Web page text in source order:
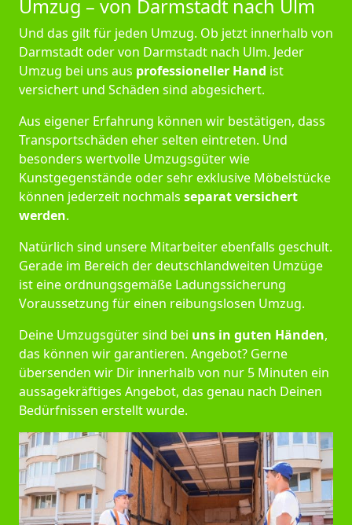
Umzug – von Darmstadt nach Ulm
Und das gilt für jeden Umzug. Ob jetzt innerhalb von
Darmstadt oder von Darmstadt nach Ulm. Jeder
Umzug bei uns aus professioneller Hand ist
versichert und Schäden sind abgesichert.
Aus eigener Erfahrung können wir bestätigen, dass
Transportschäden eher selten eintreten. Und
besonders wertvolle Umzugsgüter wie
Kunstgegenstände oder sehr exklusive Möbelstücke
können jederzeit nochmals separat versichert
werden.
Natürlich sind unsere Mitarbeiter ebenfalls geschult.
Gerade im Bereich der deutschlandweiten Umzüge
ist eine ordnungsgemäße Ladungssicherung
Voraussetzung für einen reibungslosen Umzug.
Deine Umzugsgüter sind bei uns in guten Händen,
das können wir garantieren. Angebot? Gerne
übersenden wir Dir innerhalb von nur 5 Minuten ein
aussagekräftiges Angebot, das genau nach Deinen
Bedürfnissen erstellt wurde.